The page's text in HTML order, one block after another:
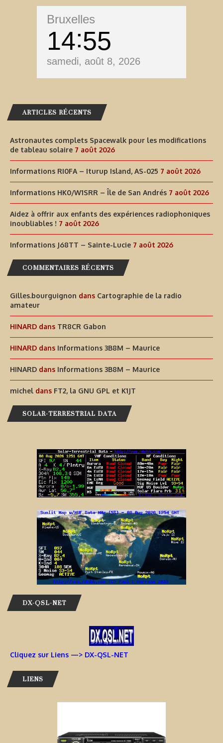
Bruxelles
14 55
samedi, août 8, 2026
ARTICLES RÉCENTS
Astronautes complets Spacewalk pour les modifications
de tableau solaire 7 août 2026
Informations RI0FA – Iturup Island, AS-025 7 août 2026
Informations HK0/W1SRR – Île de San Andrés 7 août 2026
Aidez à offrir aux enfants des expériences radiophoniques
inoubliables ! 7 août 2026
Informations J68TT – Sainte-Lucie 7 août 2026
COMMENTAIRES RÉCENTS
Gilles.bourguignon dans Cartographie de la radio
amateur
HINARD dans TR8CR Gabon
HINARD dans Informations 3B8M – Maurice
HINARD dans Informations 3B8M – Maurice
michel dans FT2, la GNU GPL et K1JT
SOLAR-TERRESTRIAL DATA
DX-QSL-NET
Cliquez sur Liens —> DX-QSL-NET
LIENS